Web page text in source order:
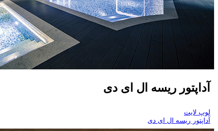
آداپتور ریسه ال ای دی
لوپ لایت
آداپتور ریسه ال ای دی